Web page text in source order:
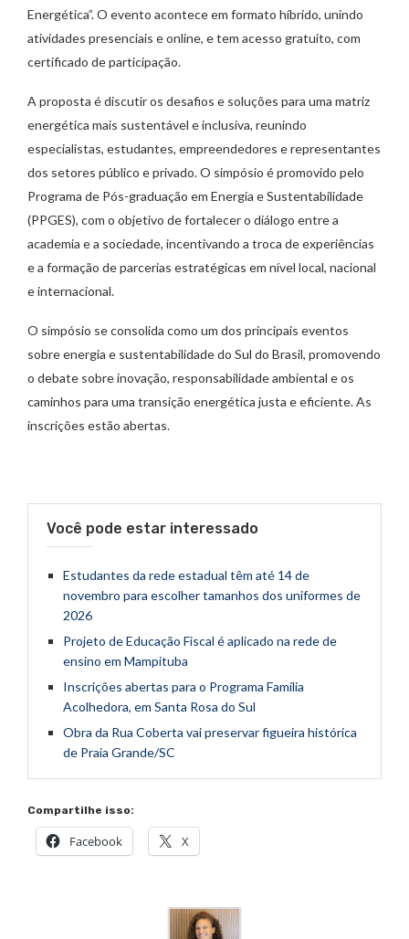
Energética”. O evento acontece em formato híbrido, unindo
atividades presenciais e online, e tem acesso gratuito, com
certificado de participação.
A proposta é discutir os desafios e soluções para uma matriz
energética mais sustentável e inclusiva, reunindo
especialistas, estudantes, empreendedores e representantes
dos setores público e privado. O simpósio é promovido pelo
Programa de Pós-graduação em Energia e Sustentabilidade
(PPGES), com o objetivo de fortalecer o diálogo entre a
academia e a sociedade, incentivando a troca de experiências
e a formação de parcerias estratégicas em nível local, nacional
e internacional.
O simpósio se consolida como um dos principais eventos
sobre energia e sustentabilidade do Sul do Brasil, promovendo
o debate sobre inovação, responsabilidade ambiental e os
caminhos para uma transição energética justa e eficiente. As
inscrições estão abertas.
Você pode estar interessado
Estudantes da rede estadual têm até 14 de
novembro para escolher tamanhos dos uniformes de
2026
Projeto de Educação Fiscal é aplicado na rede de
ensino em Mampituba
Inscrições abertas para o Programa Família
Acolhedora, em Santa Rosa do Sul
Obra da Rua Coberta vai preservar figueira histórica
de Praia Grande/SC
Compartilhe isso:
Facebook X